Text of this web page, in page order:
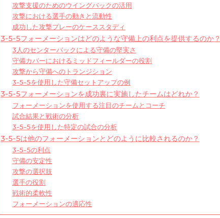
攻撃支援のためのウイングバックの活用
攻撃における選手の動きと流動性
成功した攻撃プレーのケーススタディ
3-5-5フォーメーションはどのような守備上の利点を提供するのか？
3人のセンターバックによる守備の堅実さ
守備カバーにおけるミッドフィールダーの役割
攻撃から守備へのトランジション
3-5-5を使用した守備セットアップの例
3-5-5フォーメーションを成功裏に実施したチームはどれか？
フォーメーションを使用する注目のチームとコーチ
試合結果と戦術の分析
3-5-5を使用した特定の試合の分析
3-5-5は他のフォーメーションとどのように比較されるのか？
3-5-5の利点
守備の安定性
攻撃の選択肢
選手の役割
戦術的柔軟性
フォーメーションの適応性